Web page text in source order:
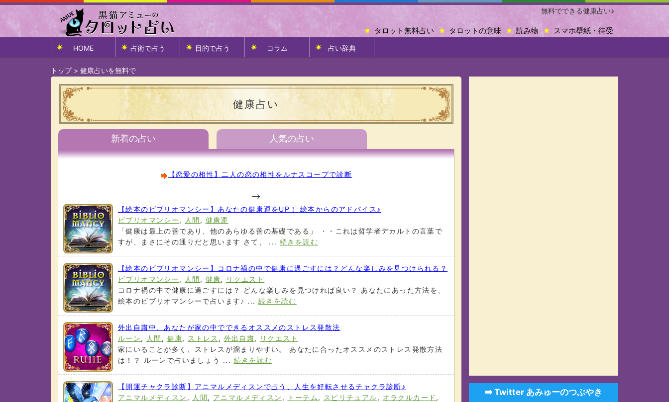
無料でできる健康占い♪
スマホ壁紙・待受
読み物
タロットの意味
タロット無料占い
HOME 占術で占う 目的で占う コラム 占い辞典
トップ> 健康占いを無料で
健康占い
新着の占い 人気の占い
【恋愛の相性】二人の恋の相性をルナスコープで診断
-->
【絵本のビブリオマンシー】あなたの健康運をUP！ 絵本からのアドバイス♪
ビブリオマンシー, 人間 , 健康運
「健康は最上の善であり、他のあらゆる善の基礎である」 ・・これは哲学者デカルトの言葉で
すが、まさにその通りだと思います さて、 ... 続きを読む
【絵本のビブリオマンシー】コロナ禍の中で健康に過ごすには？どんな楽しみを見つけられる？
ビブリオマンシー, 人間 , 健康,
リクエスト
コロナ禍の中で健康に過ごすには？ どんな楽しみを見つければ良い？ あなたにあった方法を、
絵本のビブリオマンシーで占います♪ ... 続きを読む
外出自粛中、あなたが家の中でできるオススメのストレス発散法
ルーン, 人間 , 健康, ストレス , 外出自粛,
リクエスト
家にいることが多く、ストレスが溜まりやすい。 あなたに合ったオススメのストレス発散方法
は！？ ルーンで占いましょう ... 続きを読む
【開運チャクラ診断】アニマルメディスンで占う、人生を好転させるチャクラ診断♪
アニマルメディスン , 人間, アニマルメディスン , トーテム , スピリチュアル, オラクルカード ,
➡️ Twitter あみゅーのつぶやき